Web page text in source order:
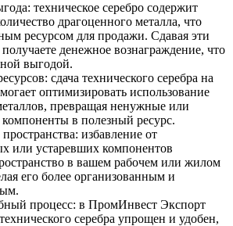
техническое серебро содержит
драгоценного металла, что
ресурсом для продажи. Сдавая эти
денежное вознаграждение, что
выгодой.
сдача технического серебра на
оптимизировать использование
превращая ненужные или
в полезный ресурс.
избавление от
или устаревших компонентов
в вашем рабочем или жилом
его более организованным и
процесс: в ПромИнвест Экспорт
серебра упрощен и удобен,